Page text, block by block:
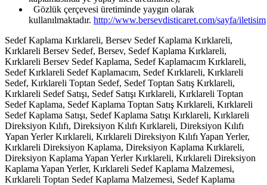
Gözlük çerçevesi üretiminde yaygın olarak
kullanılmaktadır. http://www.bersevdisticaret.com/sayfa/iletisim
Sedef Kaplama Kırklareli, Bersev Sedef Kaplama Kırklareli,
Kırklareli Bersev Sedef, Bersev, Sedef Kaplama Kırklareli,
Kırklareli Bersev Sedef Kaplama, Sedef Kaplamacım Kırklareli,
Sedef Kırklareli Sedef Kaplamacım, Sedef Kırklareli, Kırklareli
Sedef, Kırklareli Toptan Sedef, Sedef Toptan Satış Kırklareli,
Kırklareli Sedef Satışı, Sedef Satışı Kırklareli, Kırklareli Toptan
Sedef Kaplama, Sedef Kaplama Toptan Satış Kırklareli, Kırklareli
Sedef Kaplama Satışı, Sedef Kaplama Satışı Kırklareli, Kırklareli
Direksiyon Kılıfı, Direksiyon Kılıfı Kırklareli, Direksiyon Kılıfı
Yapan Yerler Kırklareli, Kırklareli Direksiyon Kılıfı Yapan Yerler,
Kırklareli Direksiyon Kaplama, Direksiyon Kaplama Kırklareli,
Direksiyon Kaplama Yapan Yerler Kırklareli, Kırklareli Direksiyon
Kaplama Yapan Yerler, Kırklareli Sedef Kaplama Malzemesi,
Kırklareli Toptan Sedef Kaplama Malzemesi, Sedef Kaplama